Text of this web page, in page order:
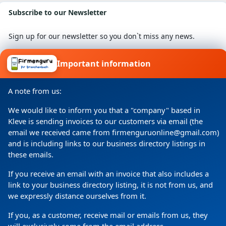
Ihnen jederzeit die bestmöglichste Arbeit
garantieren zu können, haben wir den Ehrgeiz,
uns stets weiterzubilden und auf dem neuesten
Stand der Technik zu sein. Unsere erfahrenen
und hoch motivierten Mitarbeiter setzen alles
daran, Ihre individuellen Wünsche, ob bei
Badsanierungen oder Heizungsanlagen, zu
Uns ist der Kontakt mit unseren Kunden
besonders wichtig. Erst durch einen engen und
regen Austausch können wir individuelle
stehen wir Ihnen von Beginn an beratend zur
Seite – von der Planung bis zur Umsetzung Ihrer
Ansprechpartner. Wir beraten Sie zu modernen
Subscribe to our Newsletter
Sign up for our newsletter so you don`t miss any news.
purpose in accordance with the data protection
Copyright(c) 2024 by Firmenguru Ltd | all rights reserved
Important information
A note from us:
We would like to inform you that a "company" based in
Kleve is sending invoices to our customers via email (the
email we received came from firmenguruonline@gmail.com)
and is including links to our business directory listings in
these emails.
If you receive an email with an invoice that also includes a
link to your business directory listing, it is not from us, and
we expressly distance ourselves from it.
If you, as a customer, receive mail or emails from us, they